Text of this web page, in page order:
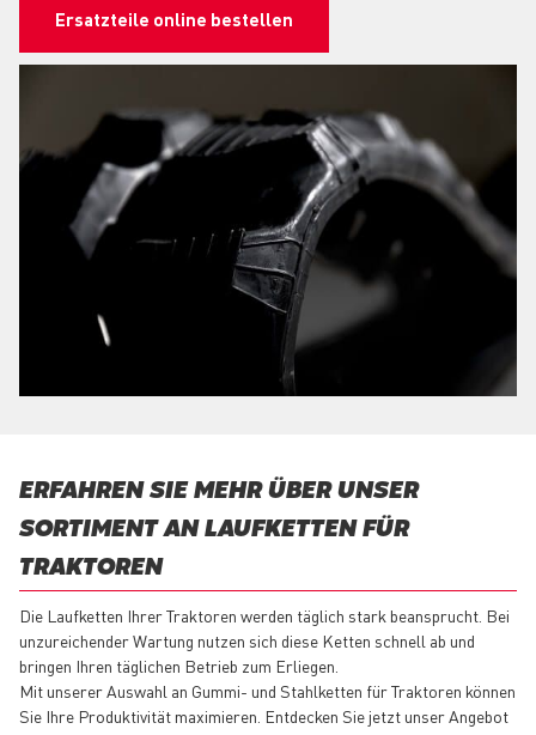
Ersatzteile online bestellen
ERFAHREN SIE MEHR ÜBER UNSER
SORTIMENT AN LAUFKETTEN FÜR
TRAKTOREN
Die Laufketten Ihrer Traktoren werden täglich stark beansprucht. Bei
unzureichender Wartung nutzen sich diese Ketten schnell ab und
bringen Ihren täglichen Betrieb zum Erliegen.
Mit unserer Auswahl an Gummi- und Stahlketten für Traktoren können
Sie Ihre Produktivität maximieren. Entdecken Sie jetzt unser Angebot